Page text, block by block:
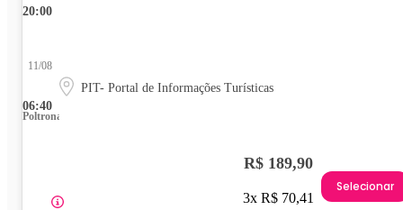
20:00
06:40
11/08
PIT- Portal de Informações Turísticas
Poltrona
R$ 189,90
3x R$ 70,41
Selecionar